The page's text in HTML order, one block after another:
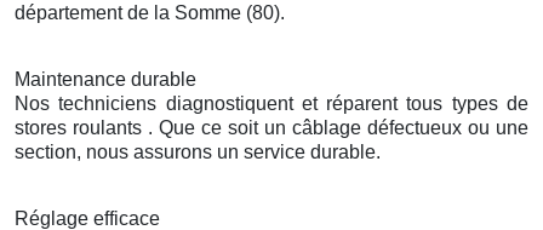
département de la Somme (80).
Maintenance durable
Nos techniciens diagnostiquent et réparent tous types de
stores roulants . Que ce soit un câblage défectueux ou une
section, nous assurons un service durable.
Réglage efficace